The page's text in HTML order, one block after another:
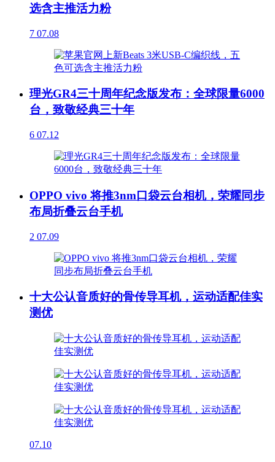
选含主推活力粉
7 07.08
理光GR4三十周年纪念版发布：全球限量6000
台，致敬经典三十年
6 07.12
OPPO vivo 将推3nm口袋云台相机，荣耀同步
布局折叠云台手机
2 07.09
十大公认音质好的骨传导耳机，运动适配佳实
测优
07.10